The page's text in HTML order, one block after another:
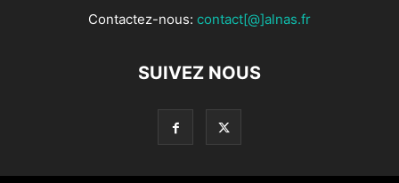
Contactez-nous: contact[@]alnas.fr
SUIVEZ NOUS